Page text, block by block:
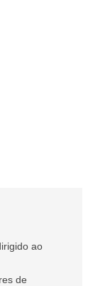
ao
de